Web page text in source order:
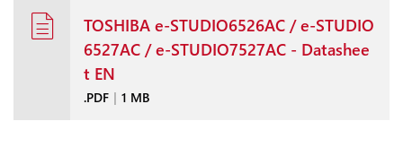
TOSHIBA e-STUDIO6526AC / e-STUDIO
6527AC / e-STUDIO7527AC - Datashee
t EN
.PDF | 1 MB